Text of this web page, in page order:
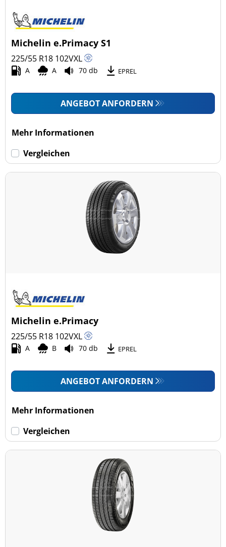
Michelin e.Primacy S1
225/55 R18 102VXL
A A 70 db EPREL
ANGEBOT ANFORDERN
Mehr Informationen
Vergleichen
Michelin e.Primacy
225/55 R18 102VXL
A B 70 db EPREL
ANGEBOT ANFORDERN
Mehr Informationen
Vergleichen